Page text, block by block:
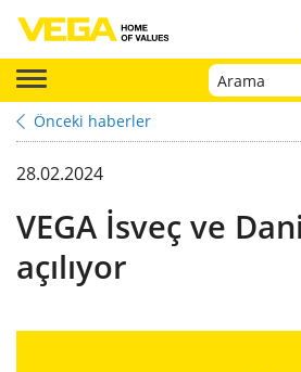
Önceki haberler
28.02.2024
VEGA İsveç ve
açılıyor